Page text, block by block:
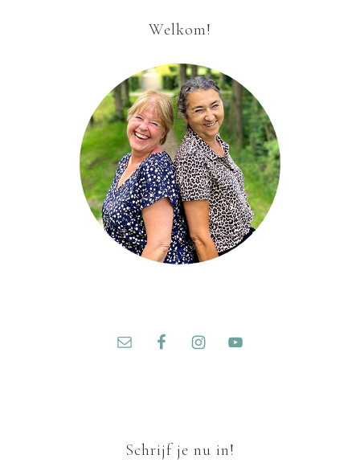
Welkom!
Schrijf je nu in!